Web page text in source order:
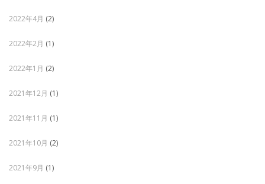
2022年4月 (2)
2022年2月 (1)
2022年1月 (2)
2021年12月 (1)
2021年11月 (1)
2021年10月 (2)
2021年9月 (1)